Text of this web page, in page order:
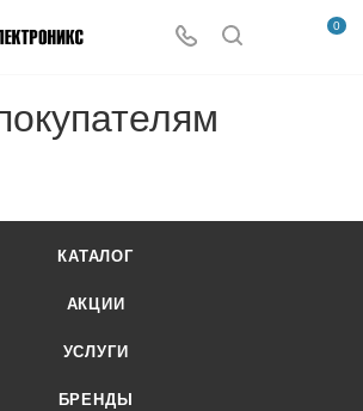
0
КАТАЛОГ
АКЦИИ
УСЛУГИ
БРЕНДЫ